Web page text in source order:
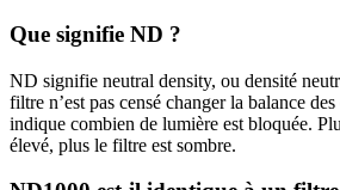
Que signifie ND ?
ND signifie neutral density, ou densité
filtre n’est pas censé changer la balance
indique combien de lumière est bloquée.
élevé, plus le filtre est sombre.